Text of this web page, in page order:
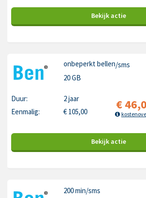
Bekijk actie
onbeperkt bellen/sms
20 GB
Duur:
2 jaar
Eenmalig:
€ 105,00 €
Bekijk actie
200 min/sms